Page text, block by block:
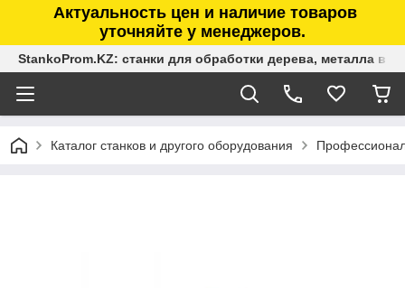
Актуальность цен и наличие товаров
уточняйте у менеджеров.
StankoProm.KZ: станки для обработки дерева, металла в
Каталог станков и другого оборудования